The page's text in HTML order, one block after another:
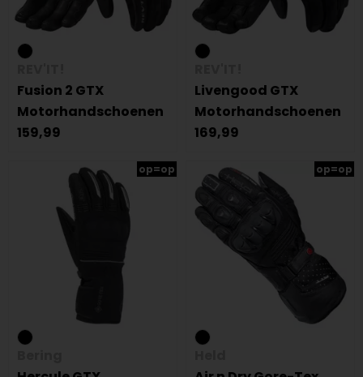
Fusion 2 GTX
Motorhandschoenen
159,99
Livengood GTX
Motorhandschoenen
169,99
op=op op=op